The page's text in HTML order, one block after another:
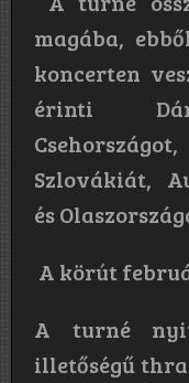
magába,
koncerten
érinti
Szlovákiát,
és
A körút
A turné
illetőségű